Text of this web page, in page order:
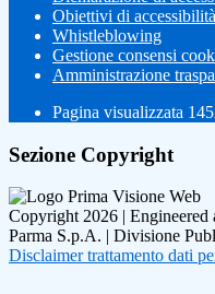
Obiettivi di accessibilità
Whistleblowing
Gestione consensi
Amministrazione
Pagina visualizzata
Sezione Copyright
Copyright 2026 |
Parma S.p.A. | Divisione
Disclaimer trattamento dati